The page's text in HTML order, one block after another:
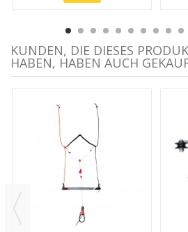
KUNDEN, DIE DIESES
HABEN, HABEN AUCH